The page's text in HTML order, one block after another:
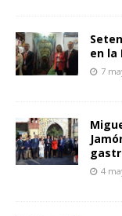
en la
7
4